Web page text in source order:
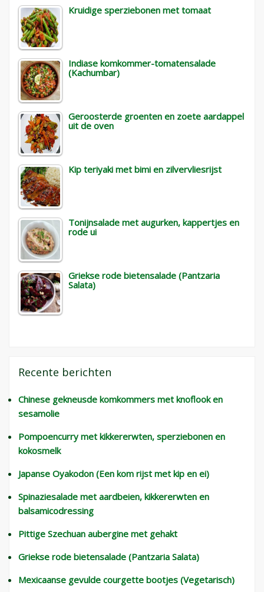
Kruidige sperziebonen met tomaat
Indiase komkommer-tomatensalade
(Kachumbar)
Geroosterde groenten en zoete aardappel
uit de oven
Kip teriyaki met bimi en zilvervliesrijst
Tonijnsalade met augurken, kappertjes en
rode ui
Griekse rode bietensalade (Pantzaria
Salata)
Recente berichten
Chinese gekneusde komkommers met knoflook en
sesamolie
Pompoencurry met kikkererwten, sperziebonen en
kokosmelk
Japanse Oyakodon (Een kom rijst met kip en ei)
Spinaziesalade met aardbeien, kikkererwten en
balsamicodressing
Pittige Szechuan aubergine met gehakt
Griekse rode bietensalade (Pantzaria Salata)
Mexicaanse gevulde courgette bootjes (Vegetarisch)